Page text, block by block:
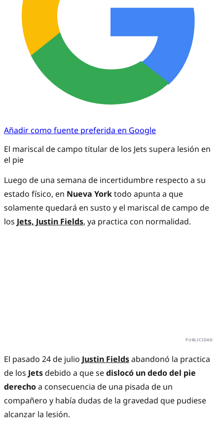
Añadir como fuente preferida en Google
El mariscal de campo titular de los Jets supera lesión en
el pie
Luego de una semana de incertidumbre respecto a su
estado físico, en Nueva Yorktodo apunta a que
solamente quedará en susto y el mariscal de campo de
los Jets, Justin Fields, ya practica con normalidad.
El pasado 24 de julio Justin Fieldsabandonó la practica
de los Jetsdebido a que sedislocó un dedo del pie
derechoa consecuencia de una pisada de un
compañero y había dudas de la gravedad que pudiese
alcanzar la lesión.